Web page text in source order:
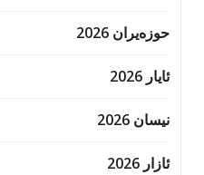
حوزه‌یران 2026
ئایار 2026
نیسان 2026
ئازار 2026